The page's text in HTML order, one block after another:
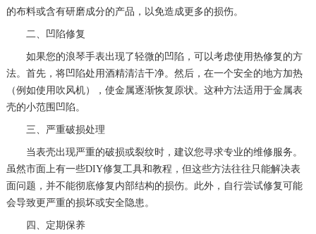
的布料或含有研磨成分的产品，以免造成更多的损伤。
二、凹陷修复
如果您的浪琴手表出现了轻微的凹陷，可以考虑使用热修复的方
法。首先，将凹陷处用酒精清洁干净。然后，在一个安全的地方加热
（例如使用吹风机），使金属逐渐恢复原状。这种方法适用于金属表
壳的小范围凹陷。
三、严重破损处理
当表壳出现严重的破损或裂纹时，建议您寻求专业的维修服务。
虽然市面上有一些DIY修复工具和教程，但这些方法往往只能解决表
面问题，并不能彻底修复内部结构的损伤。此外，自行尝试修复可能
会导致更严重的损坏或安全隐患。
四、定期保养